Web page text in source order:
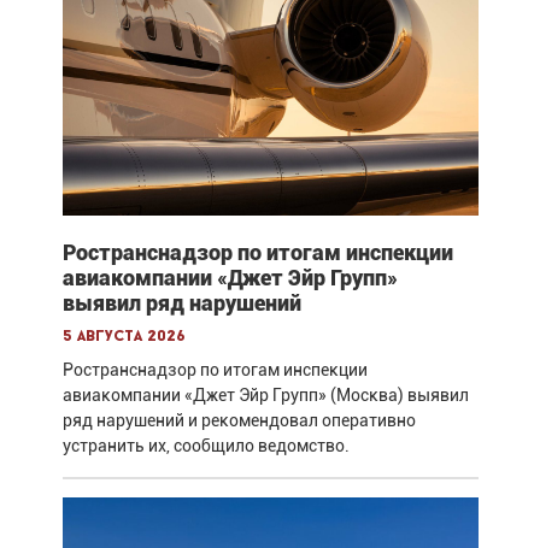
Ространснадзор по итогам инспекции
авиакомпании «Джет Эйр Групп»
выявил ряд нарушений
5 августа 2026
Ространснадзор по итогам инспекции
авиакомпании «Джет Эйр Групп» (Москва) выявил
ряд нарушений и рекомендовал оперативно
устранить их, сообщило ведомство.